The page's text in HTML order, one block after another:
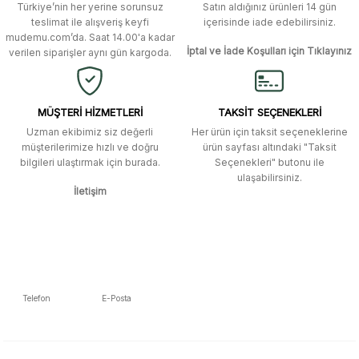
Ürün bilgilerinde hatalar bulunuyor.
Ürün fiyatı diğer sitelerden daha pahalı.
Bu ürüne benzer farklı alternatifler olmalı.
Murat Duman | 17/03/2026
Site güvenilir ve kullanışlı, fakat
kavela ve diğer ahşap aksesuarları
menü seçeneklerinde bulunmuyor,
spesifik olarak "kavela" terimini
aratarak bulunabilir.
M... K... | 12/12/2025
Ben bu kadar hızlı bir teslimat
Ben bu kadar hızlı bir teslimat
Türkiye’nin her yerine sorunsuz
teslimat ile alışveriş keyfi
mudemu.com’da. Saat 14.00'a kadar
verilen siparişler aynı gün kargoda.
Satın aldığınız ürünleri 14 gün
içerisinde iade edebilirsiniz.
İptal ve İade Koşulları için Tıklayınız
MÜŞTERİ HİZMETLERİ
Uzman ekibimiz siz değerli
müşterilerimize hızlı ve doğru
bilgileri ulaştırmak için burada.
İletişim
TAKSİT SEÇENEKLERİ
Her ürün için taksit seçeneklerine
ürün sayfası altındaki "Taksit
Seçenekleri" butonu ile
ulaşabilirsiniz.
Telefon E-Posta